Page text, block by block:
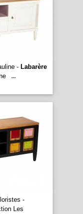
- Labarère
...
-
Les